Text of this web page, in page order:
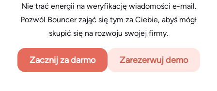
Nie trać energii na weryfikację wiadomości e-mail.
Pozwól Bouncer zająć się tym za Ciebie, abyś mógł
skupić się na rozwoju swojej firmy.
Zacznij za darmo Zarezerwuj demo